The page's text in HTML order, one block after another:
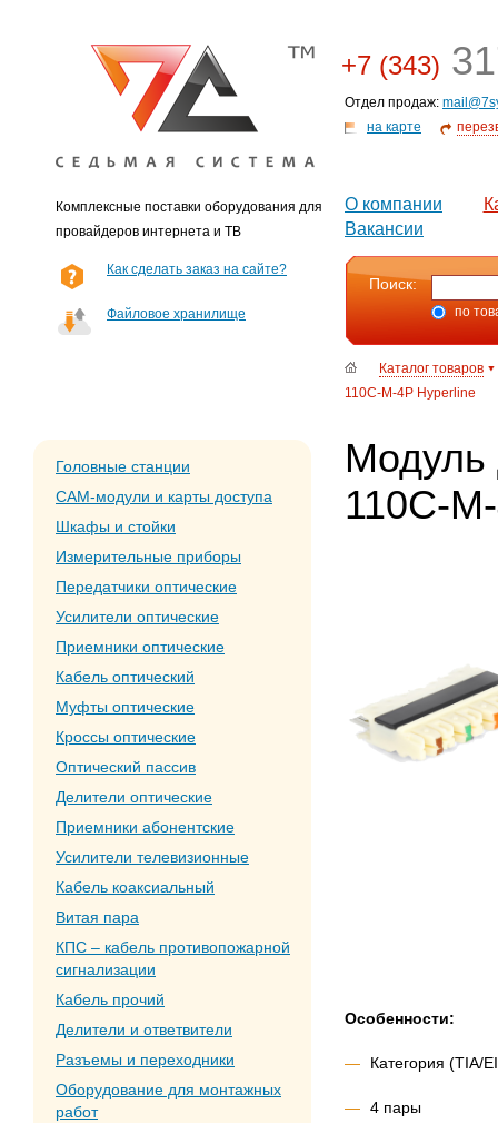
Комплексные поставки оборудования для
провайдеров интернета и ТВ
+7 (343)
Отдел продаж:
на карте
О компании
Вакансии
Как сделать заказ на сайте?
Файловое хранилище
Поиск:
по
Каталог товаров
110C-M-4P Hyperline
Головные станции
CAM-модули и карты доступа
Шкафы и стойки
Измерительные приборы
Передатчики оптические
Усилители оптические
Приемники оптические
Кабель оптический
Муфты оптические
Кроссы оптические
Оптический пассив
Делители оптические
Приемники абонентские
Усилители телевизионные
Кабель коаксиальный
Витая пара
КПС – кабель противопожарной
сигнализации
Кабель прочий
Делители и ответвители
Разъемы и переходники
Оборудование для монтажных
работ
Модуль
110C-
Особенности:
Категория (TIA/
4 пары